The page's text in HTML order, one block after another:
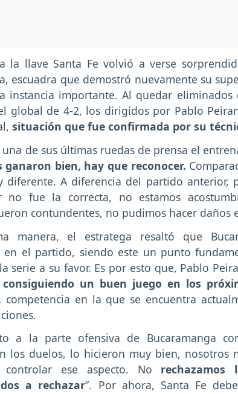
la llave Santa Fe volvió a verse
escuadra que demostró nuevamente su
instancia importante. Al quedar eliminados
global de 4-2, los dirigidos por Pablo
situación que fue confirmada por su
de sus últimas ruedas de prensa el
ganaron bien, hay que reconocer.
diferente. A diferencia del partido anterior,
no fue la correcta, no estamos
contundentes, no pudimos hacer daños
manera, el estratega resaltó que
en el partido, siendo este un punto
serie a su favor. Es por esto que, Pablo
consiguiendo un buen juego en los
competencia en la que se encuentra
a la parte ofensiva de Bucaramanga
los duelos, lo hicieron muy bien, nosotros
ese aspecto. No rechazamos
a rechazar”. Por ahora, Santa Fe